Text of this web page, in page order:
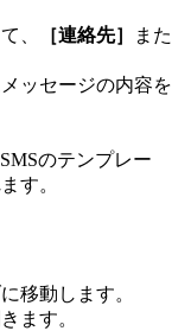
、
［連絡先］
また
ッセージの内容を
のテンプレー
す。
移動します。
ます。